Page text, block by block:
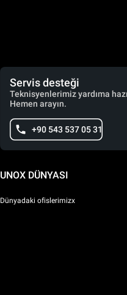
Servis desteği
Teknisyenlerimiz yardıma
Hemen arayın.
+90 543 537 05 31
UNOX DÜNYASI
Dünyadaki ofislerimizx